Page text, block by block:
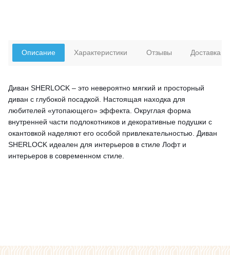
Описание
Диван SHERLOCK – это невероятно мягкий и просторный
диван с глубокой посадкой. Настоящая находка для
любителей «утопающего» эффекта. Округлая форма
внутренней части подлокотников и декоративные подушки с
окантовкой наделяют его особой привлекательностью. Диван
SHERLOCK идеален для интерьеров в стиле Лофт и
интерьеров в современном стиле.
Характеристики Отзывы Доставка